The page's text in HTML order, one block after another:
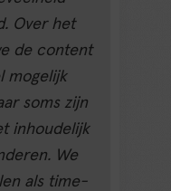
Over het
de content
mogelijk
soms zijn
inhoudelijk
We
als time-